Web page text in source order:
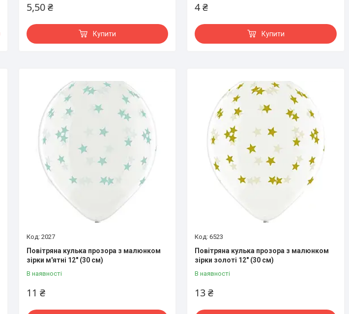
5,50 ₴
Купити
4 ₴
Купити
2027
Повітряна кулька прозора з малюнком
зірки м'ятні 12" (30 см)
В наявності
11 ₴
6523
Повітряна кулька прозора з малюнком
зірки золоті 12" (30 см)
В наявності
13 ₴